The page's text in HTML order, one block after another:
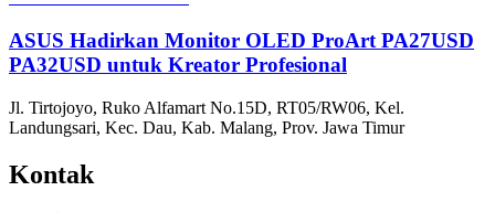
ASUS Hadirkan Monitor OLED ProArt PA27USD
PA32USD untuk Kreator Profesional
Jl. Tirtojoyo, Ruko Alfamart No.15D, RT05/RW06, Kel.
Landungsari, Kec. Dau, Kab. Malang, Prov. Jawa Timur
Kontak